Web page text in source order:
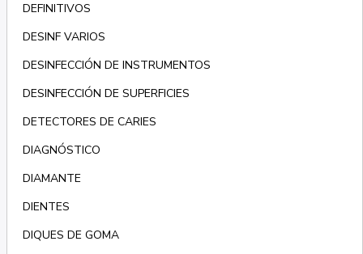
DEFINITIVOS
DESINF VARIOS
DESINFECCIÓN DE INSTRUMENTOS
DESINFECCIÓN DE SUPERFICIES
DETECTORES DE CARIES
DIAGNÓSTICO
DIAMANTE
DIENTES
DIQUES DE GOMA